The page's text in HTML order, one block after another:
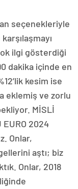
seçenekleriyle
ilgi gösterdiği
dakika içinde en
kesim ise
eklemiş ve zorlu
MİSLİ
EURO 2024
Onlar,
aştı; biz
Onlar, 2018